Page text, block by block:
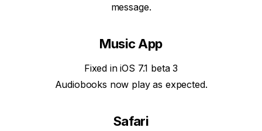
message.
MusicApp
Fixed in iOS 7.1 beta 3
Audiobooks now play as expected.
Safari